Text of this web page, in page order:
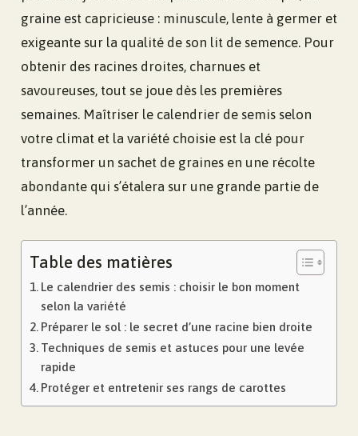
graine est capricieuse : minuscule, lente à germer et
exigeante sur la qualité de son lit de semence. Pour
obtenir des racines droites, charnues et
savoureuses, tout se joue dès les premières
semaines. Maîtriser le calendrier de semis selon
votre climat et la variété choisie est la clé pour
transformer un sachet de graines en une récolte
abondante qui s’étalera sur une grande partie de
l’année.
Table des matières
Le calendrier des semis : choisir le bon moment
selon la variété
Préparer le sol : le secret d’une racine bien droite
Techniques de semis et astuces pour une levée
rapide
Protéger et entretenir ses rangs de carottes